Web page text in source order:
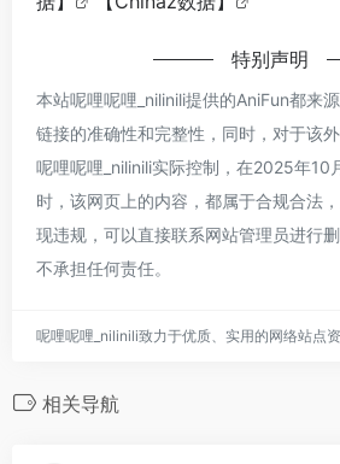
特别声明
本站呢哩呢哩_nilinili提供的AniFun都来
链接的准确性和完整性，同时，对于该
呢哩呢哩_nilinili实际控制，在2025年10
时，该网页上的内容，都属于合规合法
现违规，可以直接联系网站管理员进行
不承担任何责任。
呢哩呢哩_nilinili致力于优质、实用的网络站点
相关导航